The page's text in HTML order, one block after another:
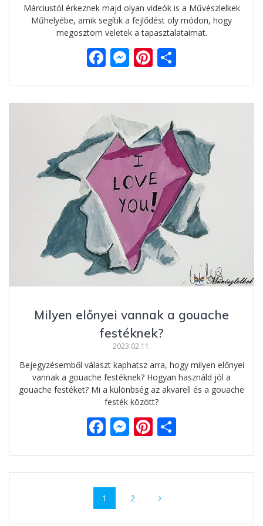
Márciustól érkeznek majd olyan videók is a Művészlelkek
Műhelyébe, amik segítik a fejlődést oly módon, hogy
megosztom veletek a tapasztalataimat.
F
e
b
o
o
k
M
ss
n
g
er
Pi
er
st
za
e
g
Milyen előnyei vannak a gouache
festéknek?
2023.02.11.
Bejegyzésemből választ kaphatsz arra, hogy milyen előnyei
vannak a gouache festéknek? Hogyan használd jól a
gouache festéket? Mi a különbség az akvarell és a gouache
festék között?
F
e
b
o
M
ss
n
g
Pi
er
st
za
g
navigation
Page
1 Page
2